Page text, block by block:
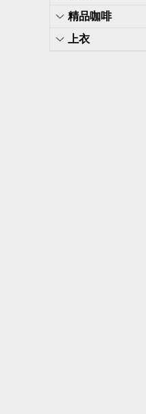
精品咖啡
上衣